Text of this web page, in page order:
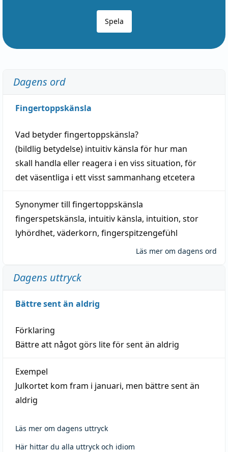
Spela
Dagens ord
Fingertoppskänsla
Vad betyderfingertoppskänsla?
(bildlig betydelse) intuitiv känsla för hur man
skall handla eller reagera i en viss situation, för
det väsentliga i ett visstsammanhang etcetera
Synonymer till fingertoppskänsla
fingerspetskänsla, intuitiv känsla, intuition, stor
lyhördhet, väderkorn, fingerspitzengefühl
Läs mer om dagens ord
Dagens uttryck
Bättre sent än aldrig
Förklaring
Bättre att något görs lite för sent än aldrig
Exempel
Julkortet kom fram i januari, men bättre sent än
aldrig
Läs mer om dagens uttryck
Här hittar du alla uttryck och idiom